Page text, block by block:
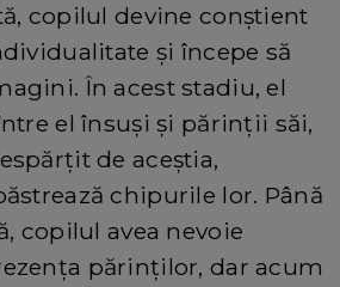
copilul devine conștient
și începe să
În acest stadiu, el
el însuși și părinții săi,
de aceștia,
chipurile lor. Până
copilul avea nevoie
părinților, dar acum